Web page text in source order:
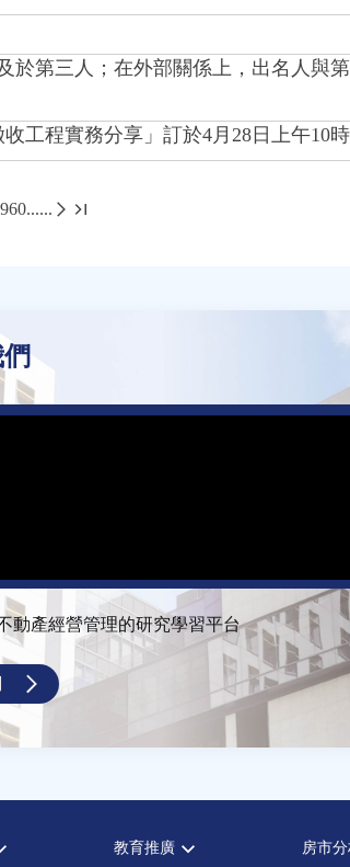
於第三人；在外部關係上，出名人與
工程實務分享」訂於4月28日上午10
60......
動產經營管理的研究學習平台
教育推廣 房市